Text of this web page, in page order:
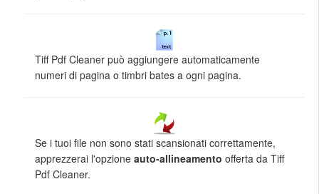
Tiff Pdf Cleaner può aggiungere automaticamente
numeri di pagina o timbri bates a ogni pagina.
Se i tuoi file non sono stati scansionati correttamente,
apprezzerai l'opzioneauto-allineamento offerta da Tiff
Pdf Cleaner.